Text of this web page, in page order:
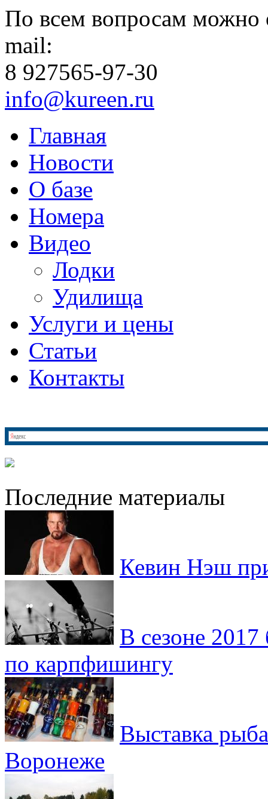
По всем вопросам можно
mail:
8 927565-97-30
info@kureen.ru
Главная
Новости
О базе
Номера
Видео
Лодки
Удилища
Услуги и цены
Статьи
Контакты
Последние материалы
Кевин Нэш
В сезоне 2017
по карпфишингу
Выставка
Воронеже